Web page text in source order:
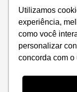
Utilizamos
experiência,
como você
personalizar
concorda com o
Consulte aqui